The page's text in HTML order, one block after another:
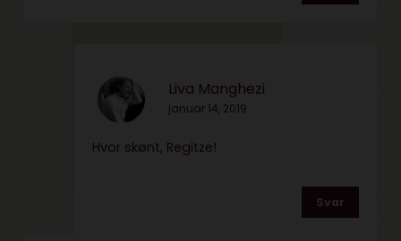
Liva Manghezi
januar 14, 2019
Hvor skønt, Regitze!
Svar